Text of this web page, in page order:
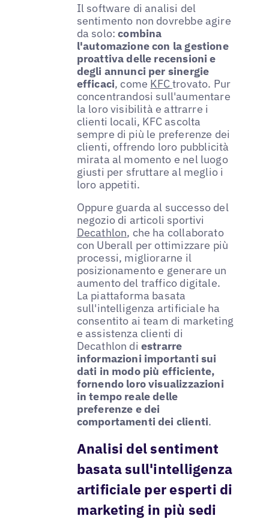
Il software di analisi del
sentimento non dovrebbe agire
da solo:combina
l'automazione con la gestione
proattiva delle recensioni e
degli annunci per sinergie
efficaci, come KFCtrovato. Pur
concentrandosi sull'aumentare
la loro visibilità e attrarre i
clienti locali, KFC ascolta
sempre di più le preferenze dei
clienti, offrendo loro pubblicità
mirata al momento e nel luogo
giusti per sfruttare al meglio i
loro appetiti.
Oppure guarda al successo del
negozio di articoli sportivi
Decathlon, che ha collaborato
con Uberall per ottimizzare più
processi, migliorarne il
posizionamento e generare un
aumento del traffico digitale.
La piattaforma basata
sull'intelligenza artificiale ha
consentito ai team di marketing
e assistenza clienti di
Decathlon di estrarre
informazioni importanti sui
dati in modo più efficiente,
fornendo loro visualizzazioni
in tempo reale delle
preferenze e dei
comportamenti dei clienti.
Analisi del sentiment
basata sull'intelligenza
artificiale per esperti di
marketing in più sedi